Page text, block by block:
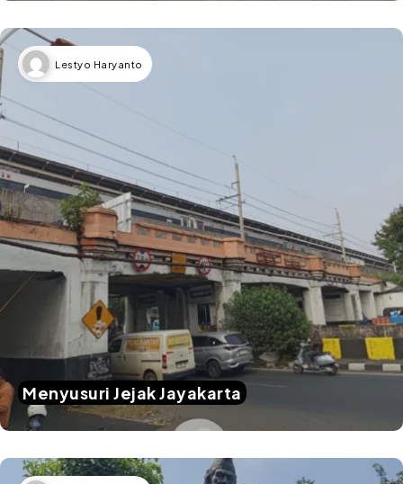
Lestyo Haryanto
Menyusuri Jejak Jayakarta